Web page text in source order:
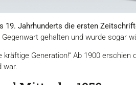
19. Jahrhunderts die ersten
gehalten und wurde sogar
Generation!“ Ab 1900 erschien
war.